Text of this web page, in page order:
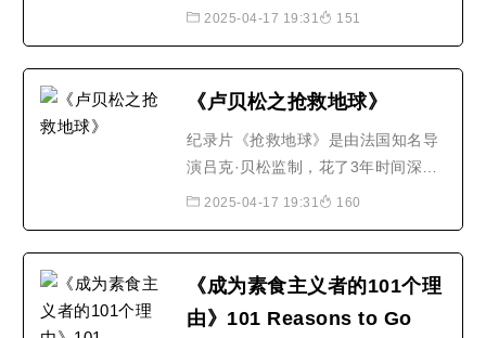
该吃它们
2025-04-17 19:31 151
《卢贝松之抢救地球》
纪录片《抢救地球》是由法国知名导
演吕克·贝松监制，花了3年时间深入
全球54国，才拍摄的影片。该片是继
片，而且特别选在6月5日世界环境日
客观的角度阐述地球的诞生，演变以
2025-04-17 19:31 160
《成为素食主义者的101个理
由》101 Reasons to Go